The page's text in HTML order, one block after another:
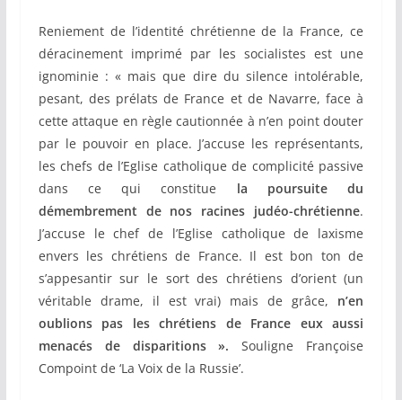
Reniement de l’identité chrétienne de la France, ce
déracinement imprimé par les socialistes est une
ignominie : « mais que dire du silence intolérable,
pesant, des prélats de France et de Navarre, face à
cette attaque en règle cautionnée à n’en point douter
par le pouvoir en place. J’accuse les représentants,
les chefs de l’Eglise catholique de complicité passive
dans ce qui constitue la poursuite du
démembrement de nos racines judéo-chrétienne.
J’accuse le chef de l’Eglise catholique de laxisme
envers les chrétiens de France. Il est bon ton de
s’appesantir sur le sort des chrétiens d’orient (un
véritable drame, il est vrai) mais de grâce, n’en
oublions pas les chrétiens de France eux aussi
menacés de disparitions ».Souligne Françoise
Compoint de ‘La Voix de la Russie’.